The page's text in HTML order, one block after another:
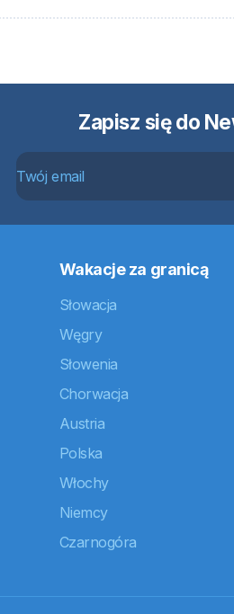
Zapisz się do
Wakacje za granicą
Słowacja
Węgry
Słowenia
Chorwacja
Austria
Polska
Włochy
Niemcy
Czarnogóra